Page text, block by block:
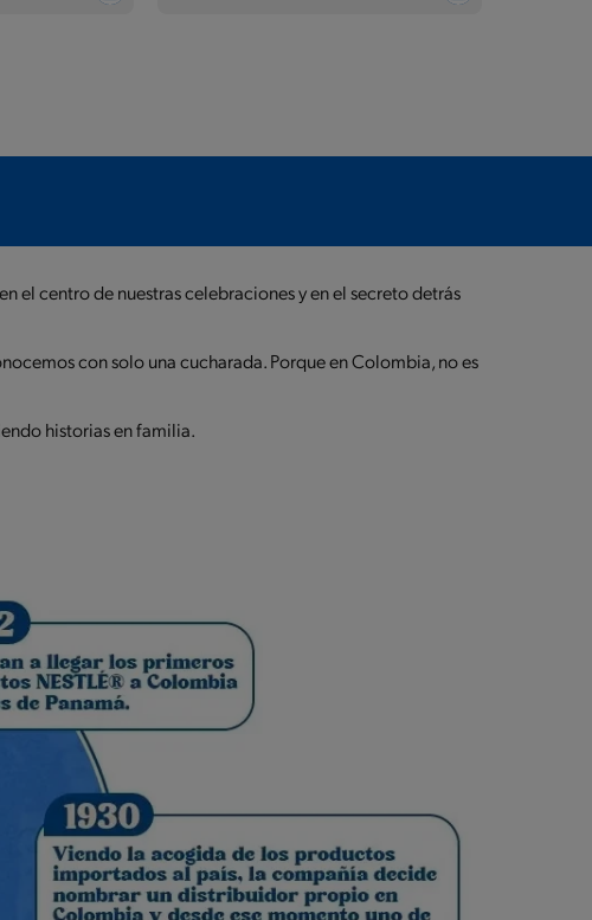
el centro de nuestras celebraciones y en el secreto detrás
con solo una cucharada. Porque en Colombia, no es
historias en familia.